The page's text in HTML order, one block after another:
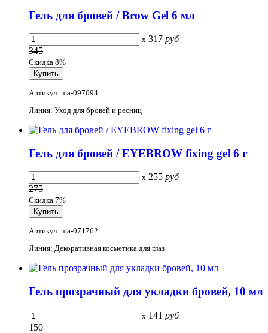
Гель для бровей / Brow Gel 6 мл
x 317 руб
345
Скидка 8%
Артикул: ma-097094
Линия: Уход для бровей и ресниц
Гель для бровей / EYEBROW fixing gel 6 г
x 255 руб
275
Скидка 7%
Артикул: ma-071762
Линия: Декоративная косметика для глаз
Гель прозрачный для укладки бровей, 10 мл
x 141 руб
150